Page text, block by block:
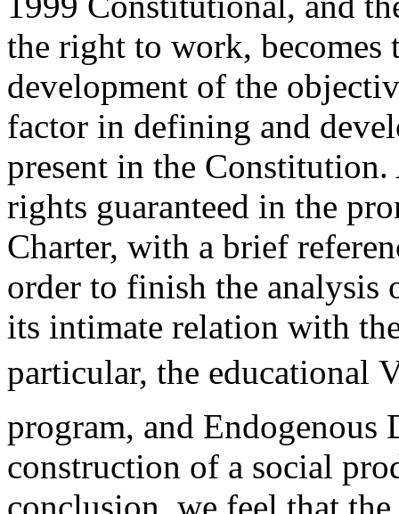
the right to work, becomes
development of the
factor in defining and
present in the
rights guaranteed in the
Charter, with a brief
order to finish the analysis
its intimate relation with
particular, the educational
program, and Endogenous
construction of a social